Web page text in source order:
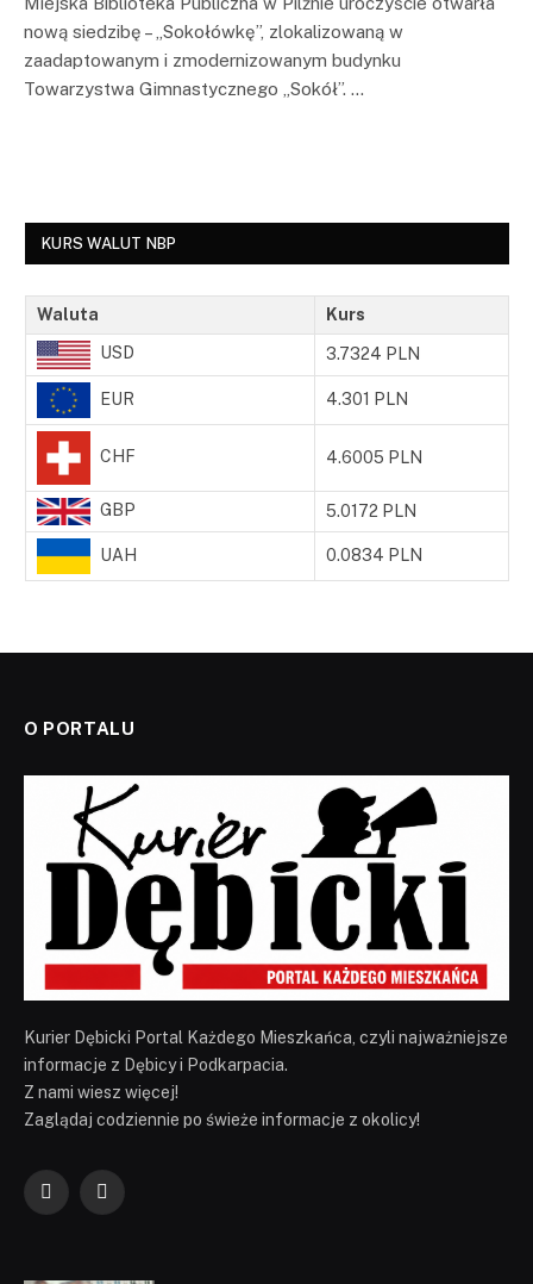
nową siedzibę – „Sokołówkę”, zlokalizowaną w
zaadaptowanym i zmodernizowanym budynku
Towarzystwa Gimnastycznego „Sokół”. …
KURS WALUT NBP
Waluta Kurs
USD 3.7324 PLN
EUR 4.301 PLN
CHF 4.6005 PLN
GBP 5.0172 PLN
UAH 0.0834 PLN
O PORTALU
Kurier Dębicki Portal Każdego Mieszkańca, czyli najważniejsze
informacje z Dębicy i Podkarpacia.
Z nami wiesz więcej!
Zaglądaj codziennie po świeże informacje z okolicy!
FacebookYouTube